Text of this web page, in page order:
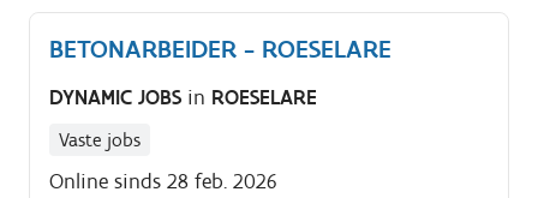
BETONARBEIDER - ROESELARE
DYNAMIC JOBS in ROESELARE
Vaste jobs
Online sinds 28 feb. 2026